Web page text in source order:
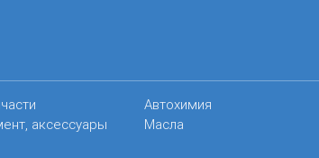
аксессуары
Автохимия
Масла